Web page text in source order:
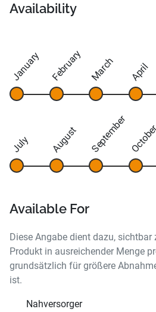
Availability
January February March April
July August September October
Available For
Diese Angabe dient dazu, sichtbar
Produkt in ausreichender Menge
grundsätzlich für größere
ist.
Nahversorger